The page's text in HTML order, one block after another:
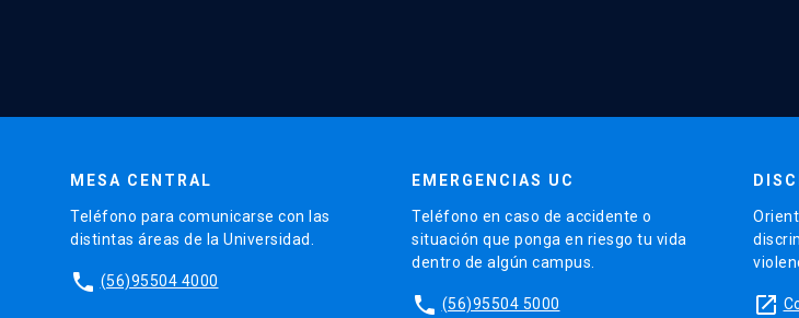
MESA CENTRAL
Teléfono para comunicarse con las
distintas áreas de la Universidad.
phone (56)95504 4000
EMERGENCIAS UC
Teléfono en caso de accidente o
situación que ponga en riesgo tu vida
dentro de algún campus.
phone (56)95504 5000 launch